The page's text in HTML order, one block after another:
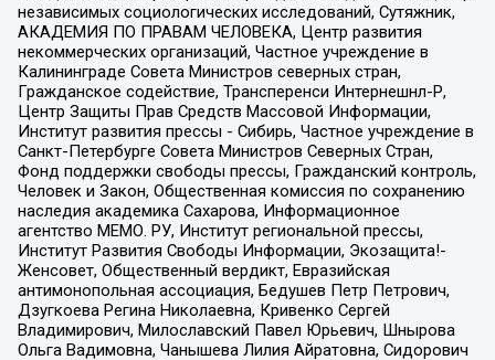
независимых социологических исследований, Сутяжник,
АКАДЕМИЯ ПО ПРАВАМ ЧЕЛОВЕКА, Центр развития
некоммерческих организаций, Частное учреждение в
Калининграде Совета Министров северных стран,
Гражданское содействие, Трансперенси Интернешнл-Р,
Центр Защиты Прав Средств Массовой Информации,
Институт развития прессы - Сибирь, Частное учреждение в
Санкт-Петербурге Совета Министров Северных Стран,
Фонд поддержки свободы прессы, Гражданский контроль,
Человек и Закон, Общественная комиссия по сохранению
наследия академика Сахарова, Информационное
агентство МЕМО. РУ, Институт региональной прессы,
Институт Развития Свободы Информации, Экозащита!-
Женсовет, Общественный вердикт, Евразийская
антимонопольная ассоциация, Бедушев Петр Петрович,
Дзугкоева Регина Николаевна, Кривенко Сергей
Владимирович, Милославский Павел Юрьевич, Шнырова
Ольга Вадимовна, Чанышева Лилия Айратовна, Сидорович